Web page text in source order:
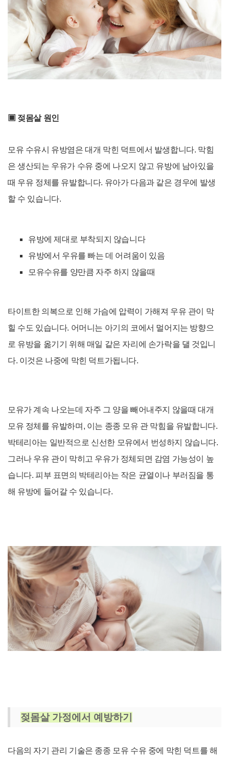
▣ 젖몸살 원인
모유 수유시 유방염은 대개 막힌 덕트에서 발생합니다. 막힘
은 생산되는 우유가 수유 중에 나오지 않고 유방에 남아있을
때 우유 정체를 유발합니다. 유아가 다음과 같은 경우에 발생
할 수 있습니다.
유방에 제대로 부착되지 않습니다
유방에서 우유를 빠는 데 어려움이 있음
모유수유를 양만큼 자주 하지 않을때
타이트한 의복으로 인해 가슴에 압력이 가해져 우유 관이 막
힐 수도 있습니다. 어머니는 아기의 코에서 멀어지는 방향으
로 유방을 옮기기 위해 매일 같은 자리에 손가락을 댈 것입니
다. 이것은 나중에 막힌 덕트가됩니다.
모유가 계속 나오는데 자주 그 양을 빼어내주지 않을때 대개
모유 정체를 유발하며, 이는 종종 모유 관 막힘을 유발합니다.
박테리아는 일반적으로 신선한 모유에서 번성하지 않습니다.
그러나 우유 관이 막히고 우유가 정체되면 감염 가능성이 높
습니다. 피부 표면의 박테리아는 작은 균열이나 부러짐을 통
해 유방에 들어갈 수 있습니다.
젖몸살 가정에서 예방하기
다음의 자기 관리 기술은 종종 모유 수유 중에 막힌 덕트를 해